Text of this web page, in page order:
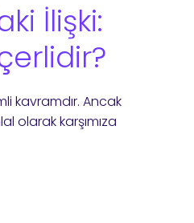
İlişki:
kavramdır. Ancak
olarak karşımıza